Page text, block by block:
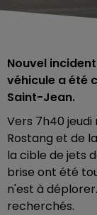
Nouvel
véhicule a été
Saint-Jean.
Vers 7h40
Rostang et de
la cible de jets
brise ont été
n'est à
recherchés.